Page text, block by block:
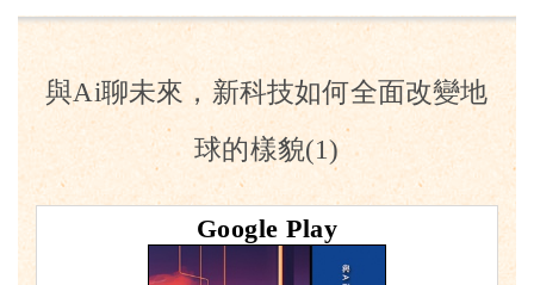
與Ai聊未來，新科技如何全面改變地
球的樣貌(1)
Google Play